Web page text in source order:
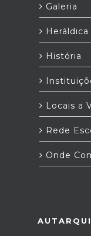
Galeria
Heráldica
História
Locais a
Rede
Onde